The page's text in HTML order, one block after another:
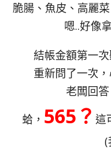
脆腸、魚皮、高麗
嗯..好像
結帳金額第一
重新問了一次
老闆回
蛤， 565？ 這
(